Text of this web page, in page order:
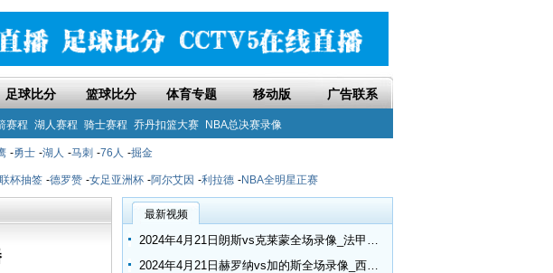
足球比分 篮球比分 体育专题 移动版 广告联系
赛程 湖人赛程 骑士赛程 乔丹扣篮大赛 NBA总决赛录像
-勇士 -湖人 -马刺 -76人 -掘金
杯抽签 -德罗赞 -女足亚洲杯 -阿尔艾因 -利拉德 -NBA全明星正赛
最新视频
2024年4月21日朗斯vs克莱蒙全场录像_法甲第30轮
2024年4月21日赫罗纳vs加的斯全场录像_西甲第32轮